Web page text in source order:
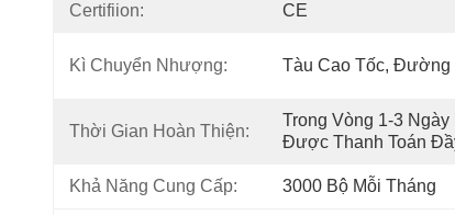
Certifiion: CE
Kì Chuyển Nhượng: Tàu Cao Tốc, Đường
Thời Gian Hoàn Thiện:
Trong Vòng 1-3
Được Thanh Toán
Khả Năng Cung Cấp: 3000 Bộ Mỗi Tháng